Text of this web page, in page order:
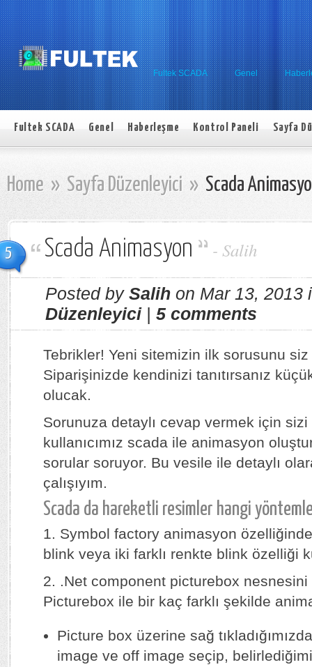
Fultek SCADA Genel
Fultek SCADA Genel Haberleşme Kontrol Paneli Sayfa
Home » Sayfa Düzenleyici » Scada
5 Scada Animasyon - Salih
Posted by Salih on Mar 13, 2013
Düzenleyici| 5 comments
Tebrikler! Yeni sitemizin ilk sorusunu
Siparişinizde kendinizi tanıtırsanız
olucak.
Sorunuza detaylı cevap vermek için
kullanıcımız scada ile animasyon
sorular soruyor. Bu vesile ile detaylı
çalışıyım.
Scada da hareketli resimler hangi
1. Symbol factory animasyon
blink veya iki farklı renkte blink özelliği
2. .Net component picturebox
Picturebox ile bir kaç farklı şekilde
Picture box üzerine sağ
image ve off image seçip,